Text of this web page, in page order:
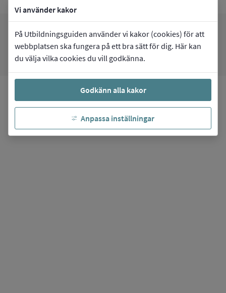
Vi använder kakor
På Utbildningsguiden använder vi kakor (cookies) för att
webbplatsen ska fungera på ett bra sätt för dig. Här kan
du välja vilka cookies du vill godkänna.
Godkänn alla kakor
Anpassa inställningar
Gå tillHvilangymnasietarrow_forward Mina favoriterfavorite